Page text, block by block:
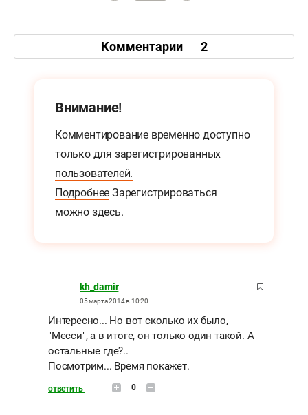
Комментарии 2
Внимание!
Комментирование временно доступно
только для зарегистрированных
пользователей.
Подробнее Зарегистрироваться
можно здесь.
kh_damir
05 марта 2014 в 10:20
Интересно... Но вот сколько их было,
"Месси", а в итоге, он только один такой. А
остальные где?..
Посмотрим... Время покажет.
ответить 0